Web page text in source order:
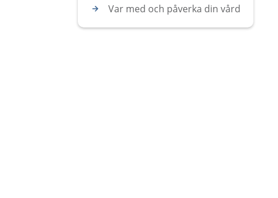
Var med och påverka din vård